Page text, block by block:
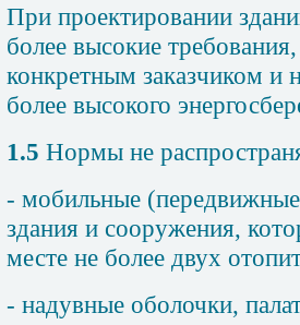
При проектировании
более высокие
конкретным заказчиком и
более высокого
1.5 Нормы не
- мобильные
здания и сооружения,
месте не более двух
- надувные оболочки,